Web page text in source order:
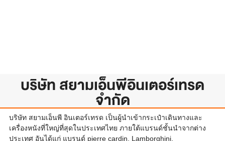
บริษัท สยามเอ็นพีอินเตอร์เทรด
จำกัด
บริษัท สยามเอ็นพี อินเตอร์เทรด เป็นผู้นำเข้ากระเป๋าเดินทางและ
เครื่องหนังที่ใหญ่ที่สุดในประเทศไทย ภายใต้แบรนด์ชั้นนำจากต่าง
ประเทศ อันได้แก่ แบรนด์ pierre cardin, Lamborghini,